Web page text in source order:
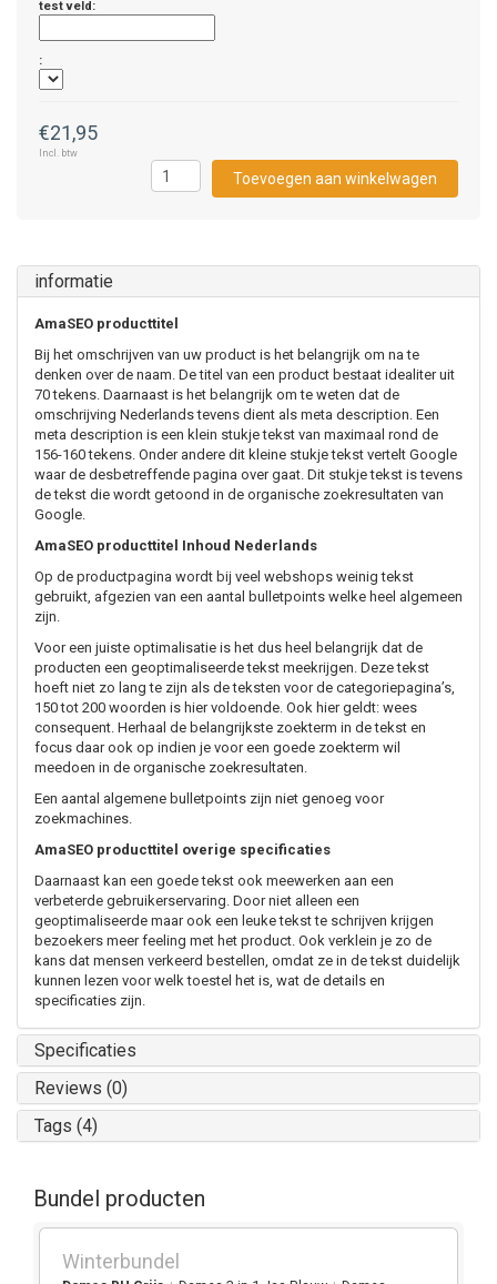
test veld:
:
€21,95
Incl. btw
Toevoegen aan winkelwagen
informatie
AmaSEO producttitel
Bij het omschrijven van uw product is het belangrijk om na te
denken over de naam. De titel van een product bestaat idealiter uit
70 tekens. Daarnaast is het belangrijk om te weten dat de
omschrijving Nederlands tevens dient als meta description. Een
meta description is een klein stukje tekst van maximaal rond de
156-160 tekens. Onder andere dit kleine stukje tekst vertelt Google
waar de desbetreffende pagina over gaat. Dit stukje tekst is tevens
de tekst die wordt getoond in de organische zoekresultaten van
Google.
AmaSEO producttitel Inhoud Nederlands
Op de productpagina wordt bij veel webshops weinig tekst
gebruikt, afgezien van een aantal bulletpoints welke heel algemeen
zijn.
Voor een juiste optimalisatie is het dus heel belangrijk dat de
producten een geoptimaliseerde tekst meekrijgen. Deze tekst
hoeft niet zo lang te zijn als de teksten voor de categoriepagina’s,
150 tot 200 woorden is hier voldoende. Ook hier geldt: wees
consequent. Herhaal de belangrijkste zoekterm in de tekst en
focus daar ook op indien je voor een goede zoekterm wil
meedoen in de organische zoekresultaten.
Een aantal algemene bulletpoints zijn niet genoeg voor
zoekmachines.
AmaSEO producttitel overige specificaties
Daarnaast kan een goede tekst ook meewerken aan een
verbeterde gebruikerservaring. Door niet alleen een
geoptimaliseerde maar ook een leuke tekst te schrijven krijgen
bezoekers meer feeling met het product. Ook verklein je zo de
kans dat mensen verkeerd bestellen, omdat ze in de tekst duidelijk
kunnen lezen voor welk toestel het is, wat de details en
specificaties zijn.
Specificaties
Reviews (0)
Tags (4)
Bundel producten
Winterbundel